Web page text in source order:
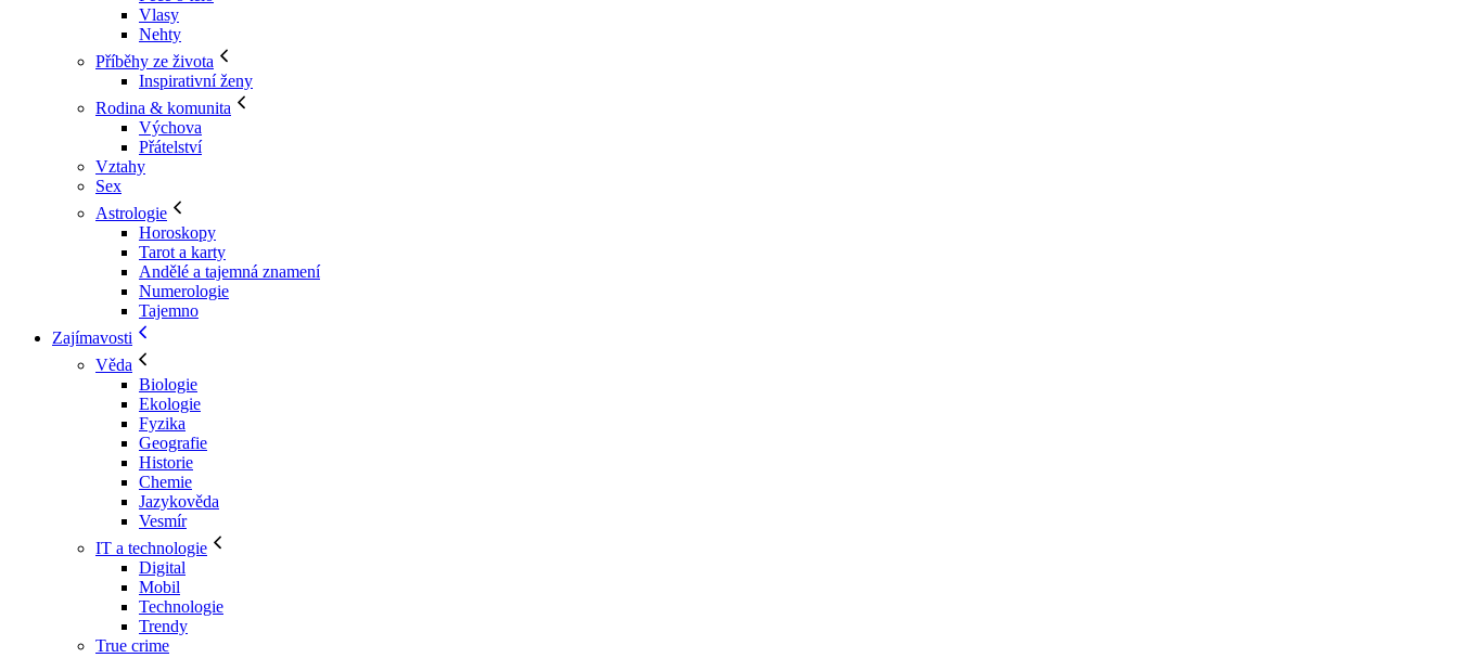
Vlasy
Nehty
Příběhy ze života
Inspirativní ženy
Rodina & komunita
Výchova
Přátelství
Vztahy
Sex
Astrologie
Horoskopy
Tarot a karty
Andělé a tajemná znamení
Numerologie
Tajemno
Zajímavosti
Věda
Biologie
Ekologie
Fyzika
Geografie
Historie
Chemie
Jazykověda
Vesmír
IT a technologie
Digital
Mobil
Technologie
Trendy
True crime